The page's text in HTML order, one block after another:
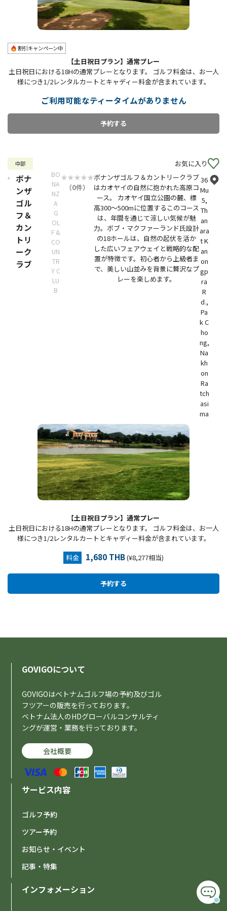
割引キャンペーン中
【土日祝日プラン】通常プレー
土日祝日における18Hの通常プレーとなります。 ゴルフ料金は、お一人
様につき1/2レンタルカートとキャディー料金が含まれています。
ご利用可能なティータイムがありません
中部 お気に入り
ボナ
ンザ
ゴル
フ＆
カン
トリ
ーク
ラブ
BO
NA
NZ
A
G
OL
F &
CO
UN
TR
Y C
LU
B
（0件）
ボナンザゴルフ＆カントリークラブ
はカオヤイの自然に抱かれた高原コ
ース。 カオヤイ国立公園の麓、標
高300〜500mに位置するこのコース
は、年間を通じて涼しい気候が魅
力。ボブ・マクファーランド氏設計
の18ホールは、自然の起伏を活か
した広いフェアウェイと戦略的な配
置が特徴です。初心者から上級者ま
で、美しい山並みを背景に贅沢なプ
レーを楽しめます。
36
Mu
5,
Th
an
ara
t K
an
on
gp
ra
R
d.,
Pa
k C
ho
ng,
Na
kh
on
Ra
tch
asi
ma
【土日祝日プラン】通常プレー
土日祝日における18Hの通常プレーとなります。 ゴルフ料金は、お一人
様につき1/2レンタルカートとキャディー料金が含まれています。
料金
1,680 THB(¥8,277相当)
GOVIGOについて
GOVIGOはベトナムゴルフ場の予約及びゴル
フツアーの販売を行っております。
ベトナム法人のHDグローバルコンサルティ
ングが運営・業務を行っております。
会社概要
サービス内容
ゴルフ予約
ツアー予約
お知らせ・イベント
記事・特集
インフォメーション